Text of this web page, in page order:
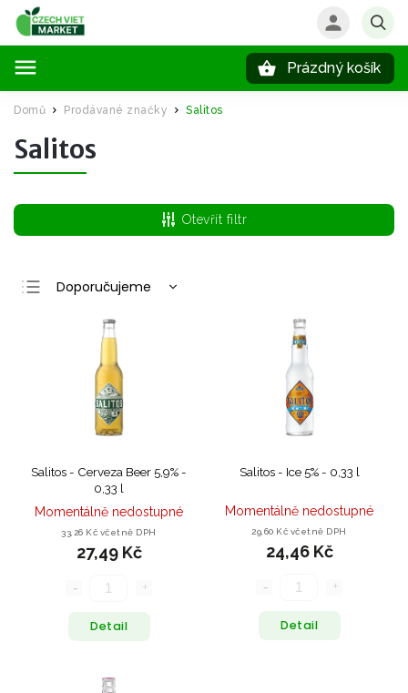
Prázdný košík
Domů / Prodávané značky / Salitos
Salitos
Otevřít filtr
Doporučujeme
Nejlevnější
Nejdražší
Nejprodávanější
Abecedně
Salitos - Cerveza Beer 5,9% -
0,33 l
Momentálně nedostupné
33,26 Kč včetně DPH
27,49 Kč
Detail
Salitos - Ice 5% - 0,33 l
Momentálně nedostupné
29,60 Kč včetně DPH
24,46 Kč
Detail